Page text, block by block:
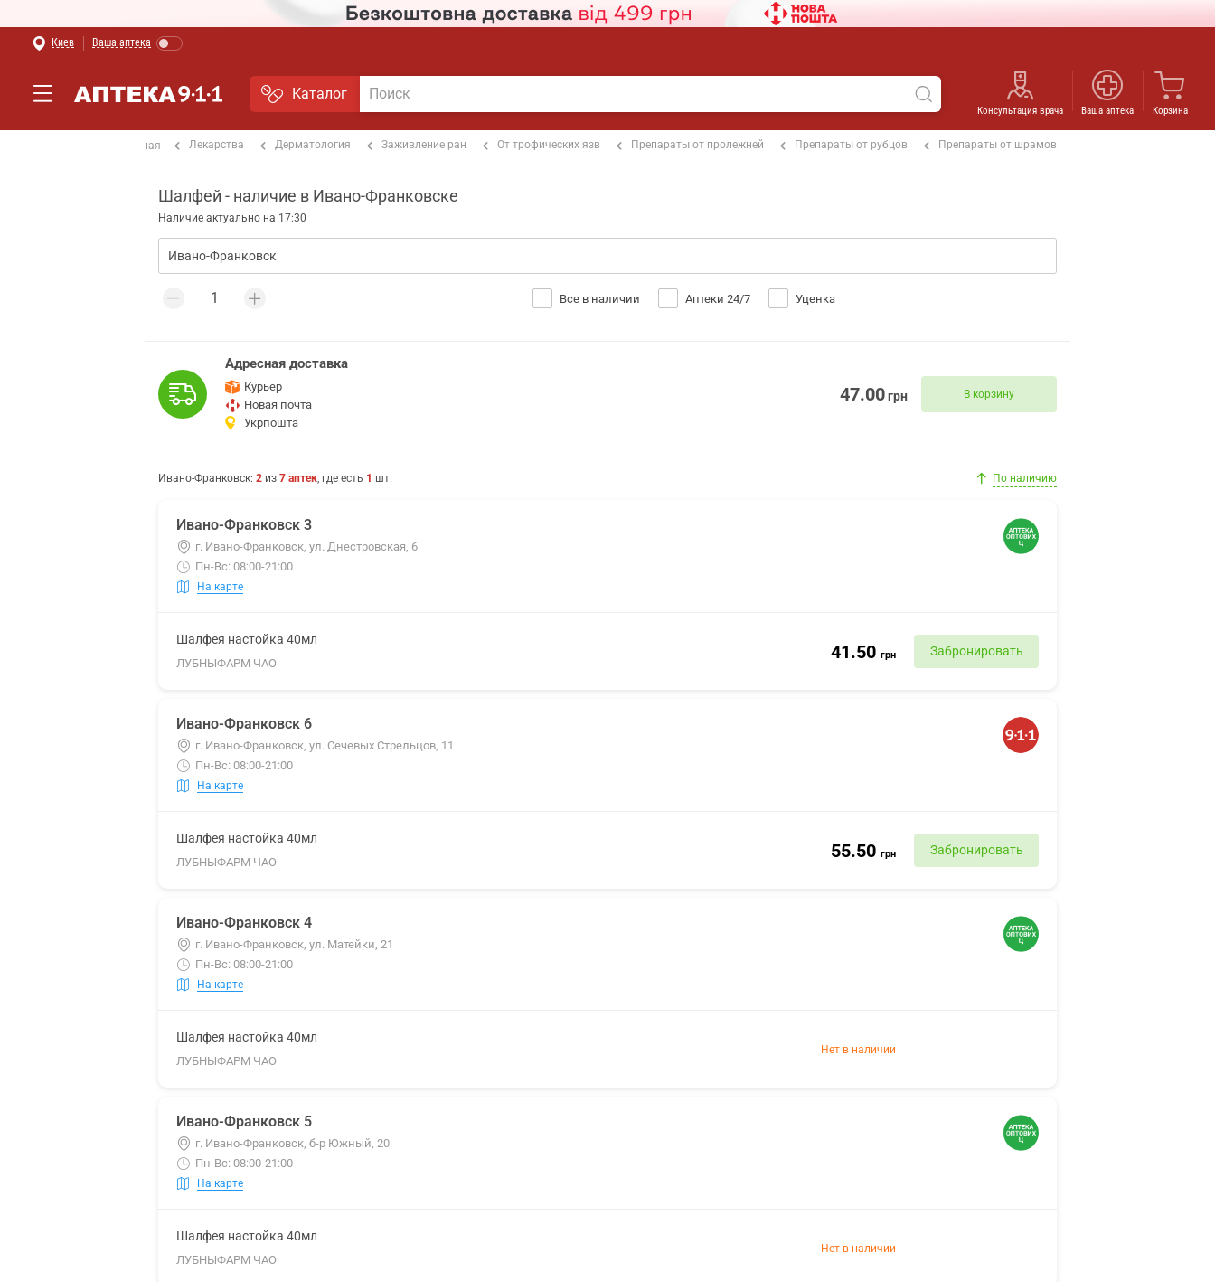
Киев Ваша аптека
Каталог
Консультация врача Ваша аптека Корзина
Главная Лекарства Дерматология Заживление ран От трофических язв Препараты от пролежней Препараты от рубцов Препараты от шрамов
Шалфей - наличие в Ивано-Франковске
Наличие актуально на 17:30
Все в наличии Аптеки 24/7 Уценка
Адресная доставка
Курьер
Новая почта
Укрпошта
47.00грн В корзину
Ивано-Франковск: 2 из 7 аптек, где есть 1 шт. По наличию
Ивано-Франковск 3
г. Ивано-Франковск, ул. Днестровская, 6
Пн-Вс: 08:00-21:00
На карте
Шалфея настойка 40мл
ЛУБНЫФАРМ ЧАО
41.50 грн Забронировать
Ивано-Франковск 6
г. Ивано-Франковск, ул. Сечевых Стрельцов, 11
Пн-Вс: 08:00-21:00
На карте
Шалфея настойка 40мл
ЛУБНЫФАРМ ЧАО
55.50 грн Забронировать
Ивано-Франковск 4
г. Ивано-Франковск, ул. Матейки, 21
Пн-Вс: 08:00-21:00
На карте
Шалфея настойка 40мл
ЛУБНЫФАРМ ЧАО
Нет в наличии
Ивано-Франковск 5
г. Ивано-Франковск, б-р Южный, 20
Пн-Вс: 08:00-21:00
На карте
Шалфея настойка 40мл
ЛУБНЫФАРМ ЧАО
Нет в наличии